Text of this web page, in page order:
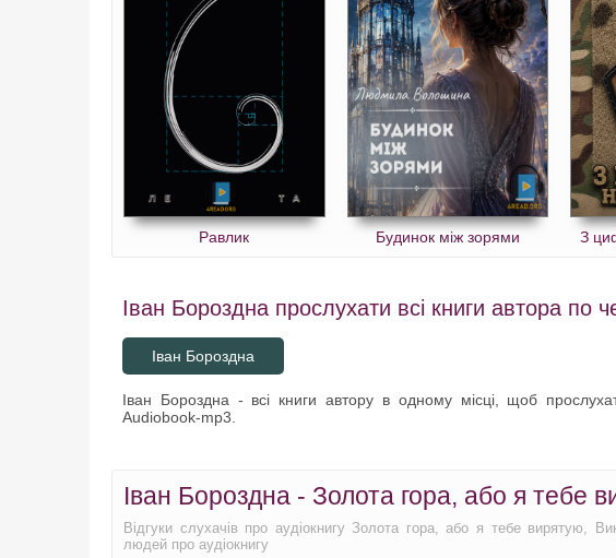
Равлик Будинок між зорями З
Іван Бороздна прослухати всі книги автора по
Іван Бороздна
Іван Бороздна - всі книги автору в одному місці, щоб
Audiobook-mp3.
Іван Бороздна - Золота гора, або я тебе
Відгуки слухачів про аудіокнигу Золота гора, або я тебе вирятую,
людей про аудіокнигу